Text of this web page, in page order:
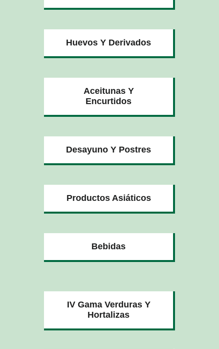
Huevos Y Derivados
Aceitunas Y
Encurtidos
Desayuno Y Postres
Productos Asiáticos
Bebidas
IV Gama Verduras Y
Hortalizas